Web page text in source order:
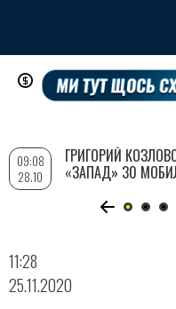
Перейти
содержанию
11:28
25.11.2020
09:08
28.10
ГРИГОРИЙ
«ЗАПАД» 30